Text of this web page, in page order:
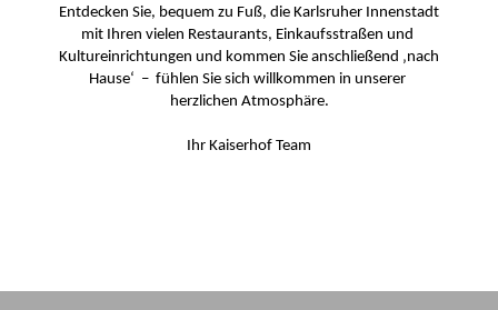
Entdecken Sie, bequem zu Fuß, die Karlsruher Innenstadt
mit Ihren vielen Restaurants, Einkaufsstraßen und
Kultureinrichtungen und kommen Sie anschließend ‚nach
Hause‘  –  fühlen Sie sich willkommen in unserer
herzlichen Atmosphäre.
Ihr Kaiserhof Team